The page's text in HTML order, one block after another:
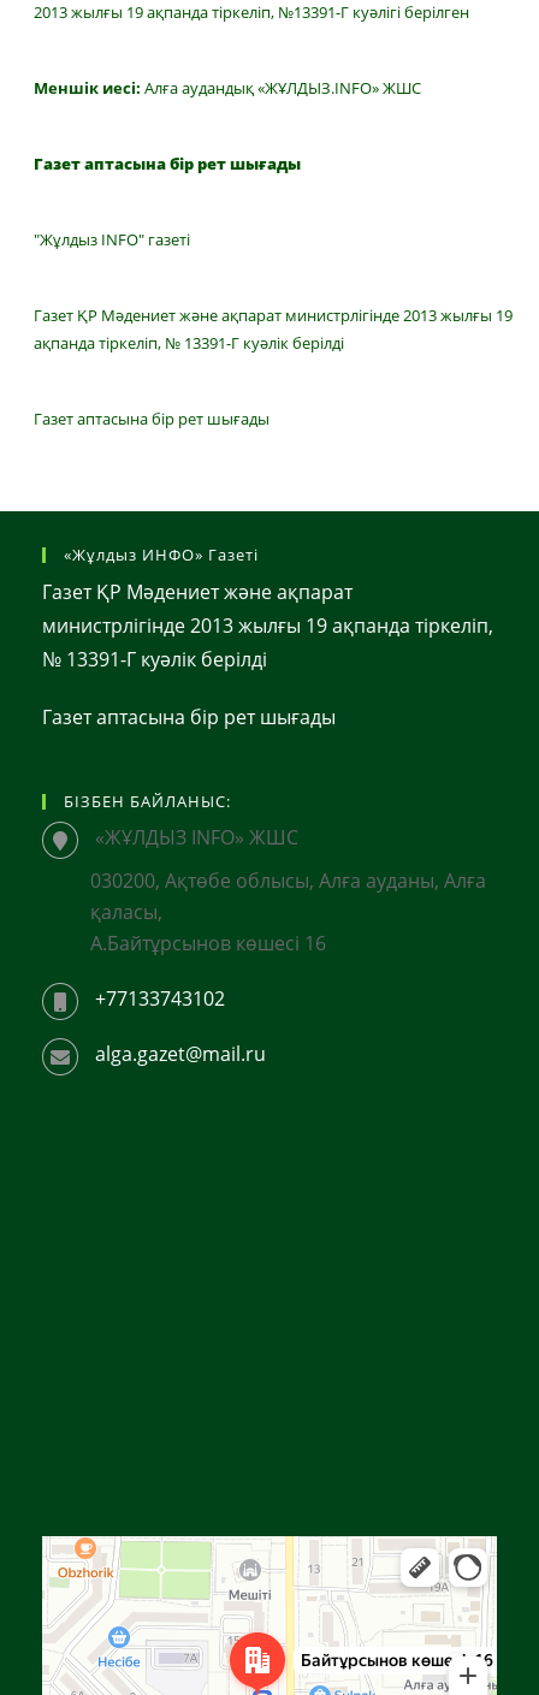
2013 жылғы 19 ақпанда тіркеліп, №13391-Г куәлігі берілген
Меншік иесі: Алға аудандық «ЖҰЛДЫЗ.INFO» ЖШС
Газет аптасына бір рет шығады
"Жұлдыз INFO" газеті
Газет ҚР Мәдениет және ақпарат министрлігінде 2013 жылғы 19
ақпанда тіркеліп, № 13391-Г куәлік берілді
Газет аптасына бір рет шығады
«Жұлдыз ИНФО» Газеті
Газет ҚР Мәдениет және ақпарат
министрлігінде 2013 жылғы 19 ақпанда тіркеліп,
№ 13391-Г куәлік берілді
Газет аптасына бір рет шығады
БІЗБЕН БАЙЛАНЫС:
«ЖҰЛДЫЗ INFO» ЖШС
030200, Ақтөбе облысы, Алға ауданы, Алға
қаласы,
А.Байтұрсынов көшесі 16
+77133743102
alga.gazet@mail.ru
Яндекс Карталар — көлік, навигация, орындарды іздеу